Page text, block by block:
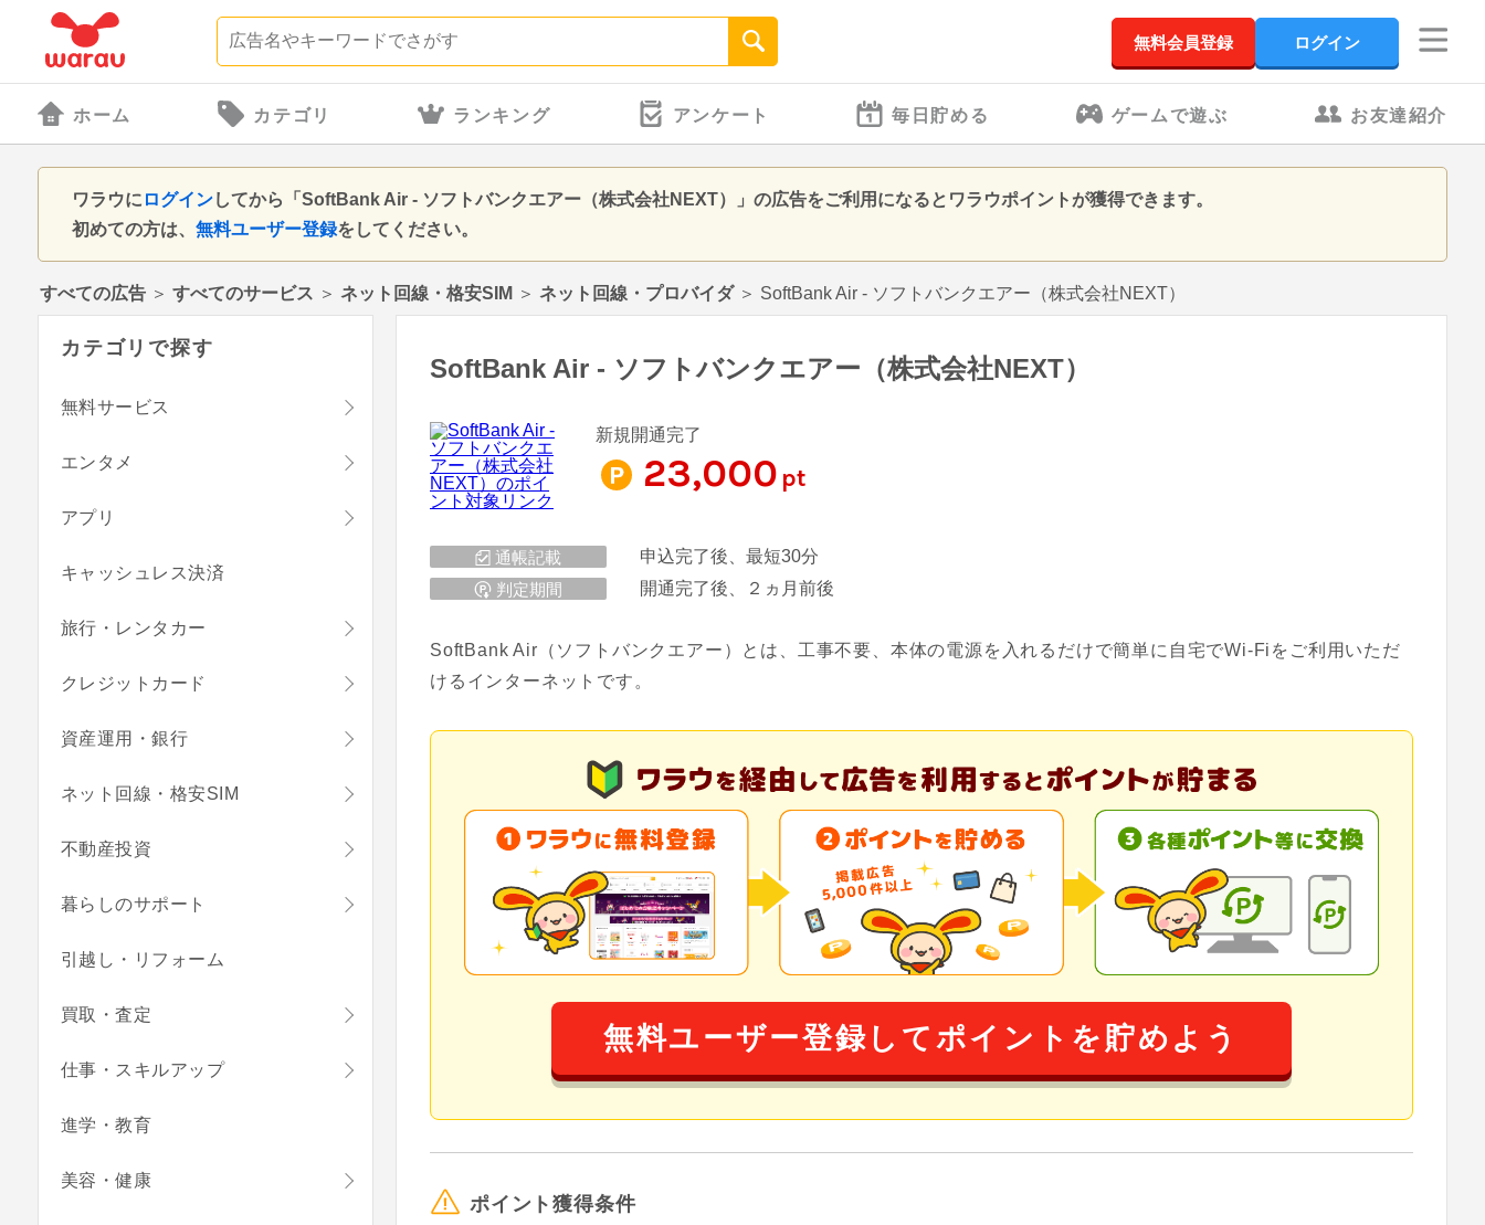
無料会員登録 ログイン
ホーム カテゴリ ランキング アンケート 毎日貯める ゲームで遊ぶ お友達紹介
ワラウに ログインしてから「SoftBank Air - ソフトバンクエアー（株式会社NEXT）」の広告をご利用になるとワラウポイントが獲得できます。
初めての方は、 無料ユーザー登録をしてください。
すべての広告 ＞ すべてのサービス ＞ ネット回線・格安SIM ＞ ネット回線・プロバイダ＞ SoftBank Air - ソフトバンクエアー（株式会社NEXT）
SoftBank Air - ソフトバンクエアー（株式会社NEXT）
新規開通完了
23,000 pt
通帳記載
申込完了後、最短30分
判定期間
開通完了後、２ヵ月前後
SoftBank Air（ソフトバンクエアー）とは、工事不要、本体の電源を入れるだけで簡単に自宅でWi-Fiをご利用いただ
けるインターネットです。
無料ユーザー登録してポイントを貯めよう
ポイント獲得条件
カテゴリで探す
無料サービス
エンタメ
アプリ
キャッシュレス決済
旅行・レンタカー
クレジットカード
資産運用・銀行
ネット回線・格安SIM
不動産投資
暮らしのサポート
引越し・リフォーム
買取・査定
仕事・スキルアップ
進学・教育
美容・健康